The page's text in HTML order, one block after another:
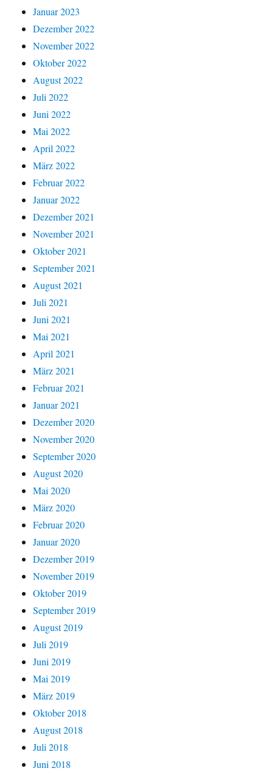
Januar 2023
Dezember 2022
November 2022
Oktober 2022
August 2022
Juli 2022
Juni 2022
Mai 2022
April 2022
März 2022
Februar 2022
Januar 2022
Dezember 2021
November 2021
Oktober 2021
September 2021
August 2021
Juli 2021
Juni 2021
Mai 2021
April 2021
März 2021
Februar 2021
Januar 2021
Dezember 2020
November 2020
September 2020
August 2020
Mai 2020
März 2020
Februar 2020
Januar 2020
Dezember 2019
November 2019
Oktober 2019
September 2019
August 2019
Juli 2019
Juni 2019
Mai 2019
März 2019
Oktober 2018
August 2018
Juli 2018
Juni 2018